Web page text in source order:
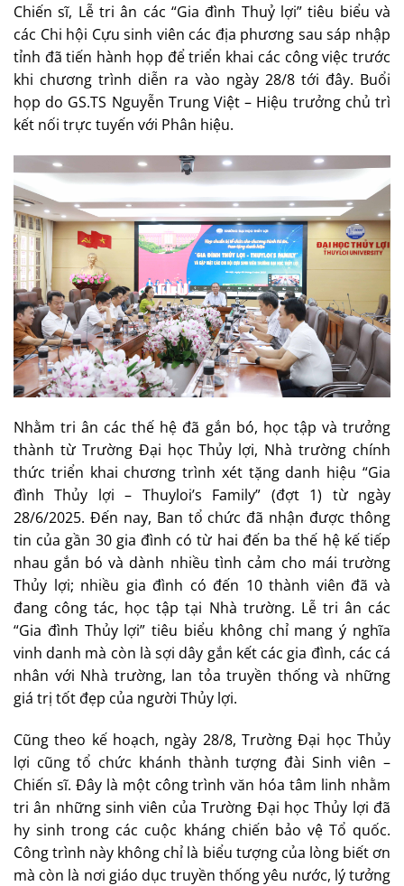
Chiến sĩ, Lễ tri ân các “Gia đình Thuỷ lợi” tiêu biểu và
các Chi hội Cựu sinh viên các địa phương sau sáp nhập
tỉnh đã tiến hành họp để triển khai các công việc trước
khi chương trình diễn ra vào ngày 28/8 tới đây. Buổi
họp do GS.TS Nguyễn Trung Việt – Hiệu trưởng chủ trì
kết nối trực tuyến với Phân hiệu.
Nhằm tri ân các thế hệ đã gắn bó, học tập và trưởng
thành từ Trường Đại học Thủy lợi, Nhà trường chính
thức triển khai chương trình xét tặng danh hiệu “Gia
đình Thủy lợi – Thuyloi’s Family” (đợt 1) từ ngày
28/6/2025. Đến nay, Ban tổ chức đã nhận được thông
tin của gần 30 gia đình có từ hai đến ba thế hệ kế tiếp
nhau gắn bó và dành nhiều tình cảm cho mái trường
Thủy lợi; nhiều gia đình có đến 10 thành viên đã và
đang công tác, học tập tại Nhà trường. Lễ tri ân các
“Gia đình Thủy lợi” tiêu biểu không chỉ mang ý nghĩa
vinh danh mà còn là sợi dây gắn kết các gia đình, các cá
nhân với Nhà trường, lan tỏa truyền thống và những
giá trị tốt đẹp của người Thủy lợi.
Cũng theo kế hoạch, ngày 28/8, Trường Đại học Thủy
lợi cũng tổ chức khánh thành tượng đài Sinh viên –
Chiến sĩ. Đây là một công trình văn hóa tâm linh nhằm
tri ân những sinh viên của Trường Đại học Thủy lợi đã
hy sinh trong các cuộc kháng chiến bảo vệ Tổ quốc.
Công trình này không chỉ là biểu tượng của lòng biết ơn
mà còn là nơi giáo dục truyền thống yêu nước, lý tưởng